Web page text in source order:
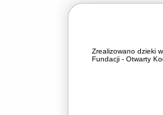
Zrealizowano dzieki
Fundacji - Otwarty